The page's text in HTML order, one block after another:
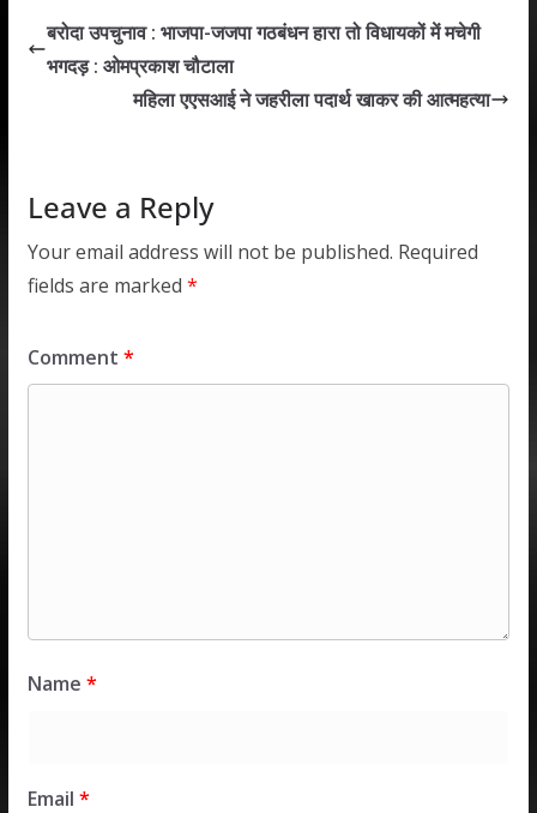
s
A
b
o
o
er e
n
l e
बरोदा उपचुनाव : भाजपा-जजपा गठबंधन हारा तो विधायकों में मचेगी
भगदड़ : ओमप्रकाश चौटाला
महिला एएसआई ने जहरीला पदार्थ खाकर की आत्महत्या
Leave a Reply
Your email address will not be published. Required
fields are marked *
Comment *
Name *
Email *